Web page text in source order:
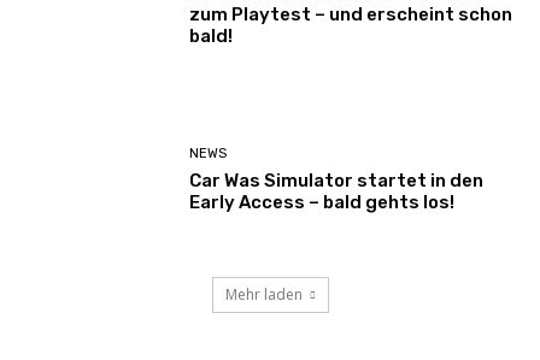
zum Playtest – und erscheint schon
bald!
NEWS
Car Was Simulator startet in den
Early Access – bald gehts los!
Mehr laden